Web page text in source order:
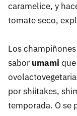
caramelice, y
tomate seco,
Los
sabor umami
por shiitakes,
temporada. O se